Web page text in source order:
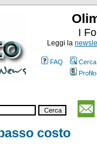
I
Leggi la
FAQ
Cerca
Profilo
costo